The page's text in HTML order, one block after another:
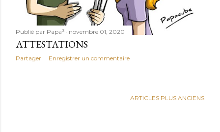
Publié par Papa³ novembre 01, 2020
ATTESTATIONS
Partager Enregistrer un commentaire
ARTICLES PLUS ANCIENS